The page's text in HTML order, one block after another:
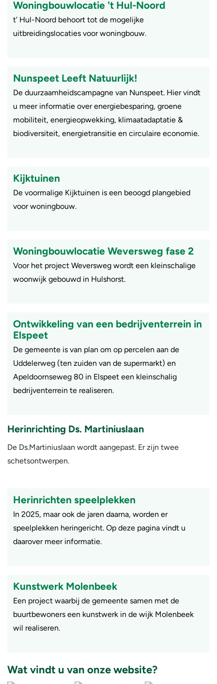
Woningbouwlocatie 't Hul-Noord
t' Hul-Noord behoort tot de mogelijke
uitbreidingslocaties voor woningbouw.
Nunspeet Leeft Natuurlijk!
De duurzaamheidscampagne van Nunspeet. Hier vindt
u meer informatie over energiebesparing, groene
mobiliteit, energieopwekking, klimaatadaptatie &
biodiversiteit, energietransitie en circulaire economie.
Kijktuinen
De voormalige Kijktuinen is een beoogd plangebied
voor woningbouw.
Woningbouwlocatie Weversweg fase 2
Voor het project Weversweg wordt een kleinschalige
woonwijk gebouwd in Hulshorst.
Ontwikkeling van een bedrijventerrein in
Elspeet
De gemeente is van plan om op percelen aan de
Uddelerweg (ten zuiden van de supermarkt) en
Apeldoornseweg 80 in Elspeet een kleinschalig
bedrijventerrein te realiseren.
Herinrichting Ds. Martiniuslaan
De Ds.Martiniuslaan wordt aangepast. Er zijn twee
schetsontwerpen.
Herinrichten speelplekken
In 2025, maar ook de jaren daarna, worden er
speelplekken heringericht. Op deze pagina vindt u
daarover meer informatie.
Kunstwerk Molenbeek
Een project waarbij de gemeente samen met de
buurtbewoners een kunstwerk in de wijk Molenbeek
wil realiseren.
Wat vindt u van onze website?